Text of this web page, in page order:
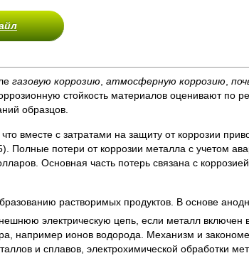
газовую коррозию атмосферную коррозию
стойкость материалов оценивают по
образцов.
вместе с затратами на защиту от коррозии
потери от коррозии металла с учетом
Основная часть потерь связана с коррозией
растворимых продуктов. В основе
электрическую цепь, если металл включен
например ионов водорода. Механизм и
и сплавов, электрохимической обработки